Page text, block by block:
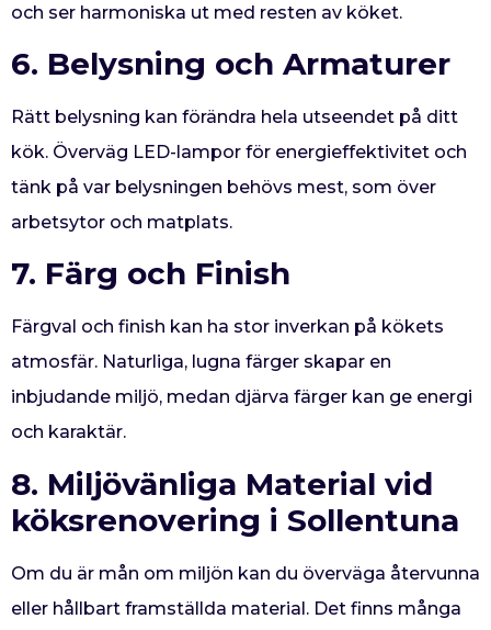
och ser harmoniska ut med resten av köket.
6. Belysning och Armaturer
Rätt belysning kan förändra hela utseendet på ditt
kök. Överväg LED-lampor för energieffektivitet och
tänk på var belysningen behövs mest, som över
arbetsytor och matplats.
7. Färg och Finish
Färgval och finish kan ha stor inverkan på kökets
atmosfär. Naturliga, lugna färger skapar en
inbjudande miljö, medan djärva färger kan ge energi
och karaktär.
8. Miljövänliga Material vid
köksrenovering i Sollentuna
Om du är mån om miljön kan du överväga återvunna
eller hållbart framställda material. Det finns många